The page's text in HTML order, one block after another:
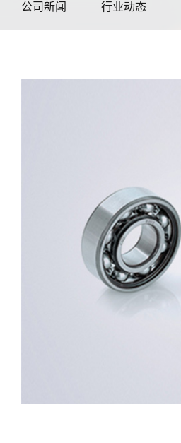
公司新闻 行业动态